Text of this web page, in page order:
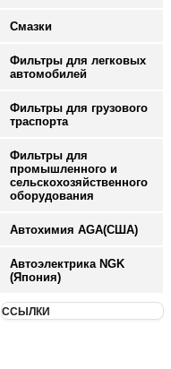
Смазки
Фильтры для легковых
автомобилей
Фильтры для грузового
траспорта
Фильтры для
промышленного и
сельскохозяйственного
оборудования
Автохимия AGA(США)
Автоэлектрика NGK
(Япония)
ССЫЛКИ